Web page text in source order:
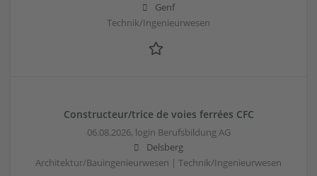
Genf
Technik/Ingenieurwesen
Constructeur/trice de voies ferrées CFC
06.08.2026, login Berufsbildung AG
Delsberg
Architektur/Bauingenieurwesen | Technik/Ingenieurwesen